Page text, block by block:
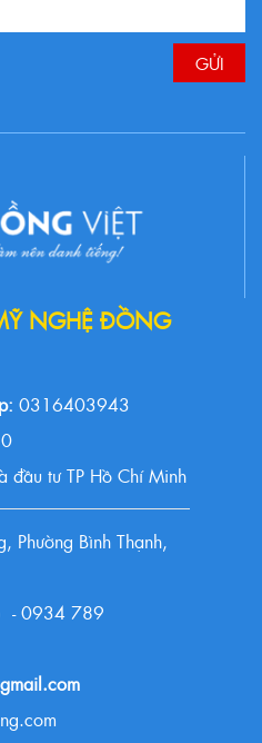
NGHỆ ĐỒNG
0316403943
đầu tư TP Hồ Chí Minh
Phường Bình Thạnh,
- 0934 789